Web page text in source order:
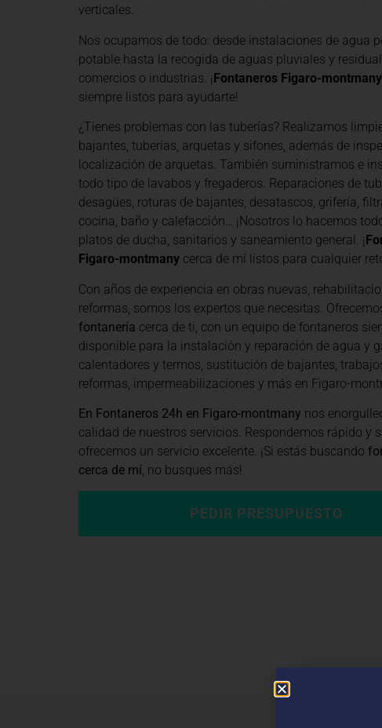
verticales.
Nos ocupamos de todo: desde instalaciones de agua
potable hasta la recogida de aguas pluviales y
comercios o industrias. ¡Fontaneros Figaro-montmany
siempre listos para ayudarte!
¿Tienes problemas con las tuberías? Realizamos
bajantes, tuberías, arquetas y sifones, además de
localización de arquetas. También suministramos e
todo tipo de lavabos y fregaderos. Reparaciones de
desagües, roturas de bajantes, desatascos, grifería,
cocina, baño y calefacción… ¡Nosotros lo hacemos
platos de ducha, sanitarios y saneamiento general. ¡
Figaro-montmany cerca de mí listos para cualquier
Con años de experiencia en obras nuevas,
reformas, somos los expertos que necesitas.
fontanería cerca de ti, con un equipo de fontaneros
disponible para la instalación y reparación de agua y
calentadores y termos, sustitución de bajantes,
reformas, impermeabilizaciones y más en Figaro-
En Fontaneros 24h en Figaro-montmany nos
calidad de nuestros servicios. Respondemos rápido y
ofrecemos un servicio excelente. ¡Si estás buscando
cerca de mí, no busques más!
PEDIR PRESUPUESTO